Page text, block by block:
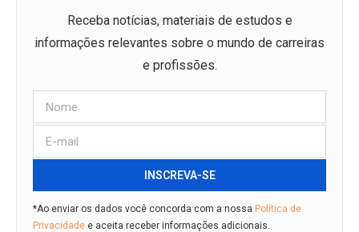
Receba notícias, materiais de estudos e
informações relevantes sobre o mundo de carreiras
e profissões.
INSCREVA-SE
*Ao enviar os dados você concorda com a nossa Política de
Privacidade e aceita receber informações adicionais.